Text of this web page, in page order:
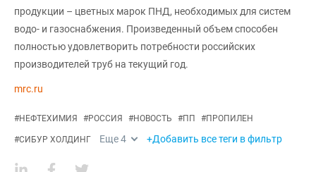
продукции – цветных марок ПНД, необходимых для систем
водо- и газоснабжения. Произведенный объем способен
полностью удовлетворить потребности российских
производителей труб на текущий год.
mrc.ru
#НЕФТЕХИМИЯ #РОССИЯ #НОВОСТЬ #ПП #ПРОПИЛЕН
#СИБУР ХОЛДИНГ Еще4 +Добавить все теги в фильтр